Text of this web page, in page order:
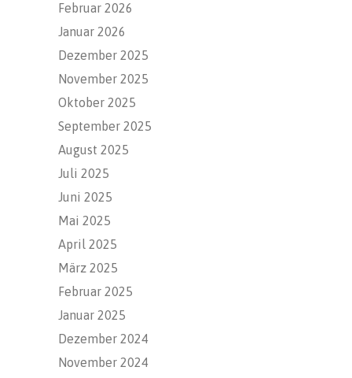
Februar 2026
Januar 2026
Dezember 2025
November 2025
Oktober 2025
September 2025
August 2025
Juli 2025
Juni 2025
Mai 2025
April 2025
März 2025
Februar 2025
Januar 2025
Dezember 2024
November 2024